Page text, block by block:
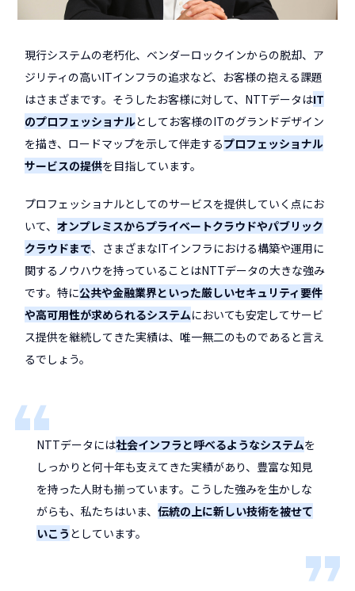
現行システムの老朽化、ベンダーロックインからの脱却、ア
ジリティの高いITインフラの追求など、お客様の抱える課題
はさまざまです。そうしたお客様に対して、NTTデータはIT
のプロフェッショナルとしてお客様のITのグランドデザイン
を描き、ロードマップを示して伴走するプロフェッショナル
サービスの提供を目指しています。
プロフェッショナルとしてのサービスを提供していく点にお
いて、オンプレミスからプライベートクラウドやパブリック
クラウドまで、さまざまなITインフラにおける構築や運用に
関するノウハウを持っていることはNTTデータの大きな強み
です。特に公共や金融業界といった厳しいセキュリティ要件
や高可用性が求められるシステムにおいても安定してサービ
ス提供を継続してきた実績は、唯一無二のものであると言え
るでしょう。
NTTデータには社会インフラと呼べるようなシステムを
しっかりと何十年も支えてきた実績があり、豊富な知見
を持った人財も揃っています。こうした強みを生かしな
がらも、私たちはいま、伝統の上に新しい技術を被せて
いこう としています。